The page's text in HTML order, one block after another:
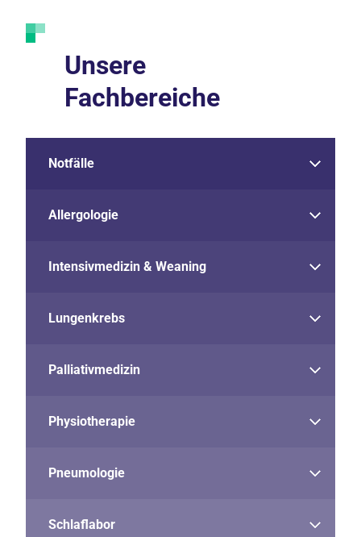
Unsere
Fachbereiche
Notfälle
Allergologie
Intensivmedizin & Weaning
Lungenkrebs
Palliativmedizin
Physiotherapie
Pneumologie
Schlaflabor